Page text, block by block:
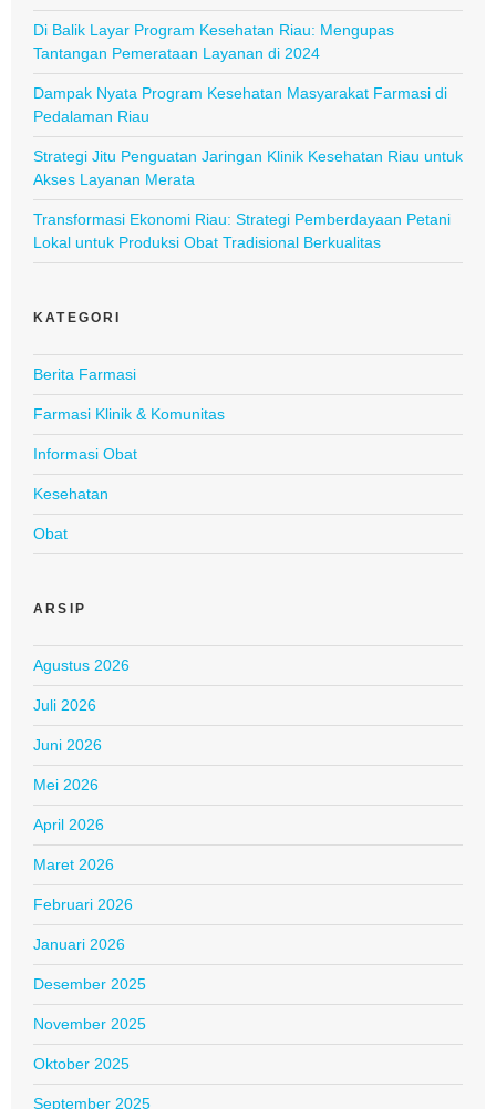
Di Balik Layar Program Kesehatan Riau: Mengupas
Tantangan Pemerataan Layanan di 2024
Dampak Nyata Program Kesehatan Masyarakat Farmasi di
Pedalaman Riau
Strategi Jitu Penguatan Jaringan Klinik Kesehatan Riau untuk
Akses Layanan Merata
Transformasi Ekonomi Riau: Strategi Pemberdayaan Petani
Lokal untuk Produksi Obat Tradisional Berkualitas
KATEGORI
Berita Farmasi
Farmasi Klinik & Komunitas
Informasi Obat
Kesehatan
Obat
ARSIP
Agustus 2026
Juli 2026
Juni 2026
Mei 2026
April 2026
Maret 2026
Februari 2026
Januari 2026
Desember 2025
November 2025
Oktober 2025
September 2025